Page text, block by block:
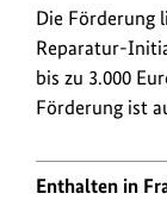
Die Förderung
Reparatur-
bis zu 3.000
Förderung ist
Enthalten in